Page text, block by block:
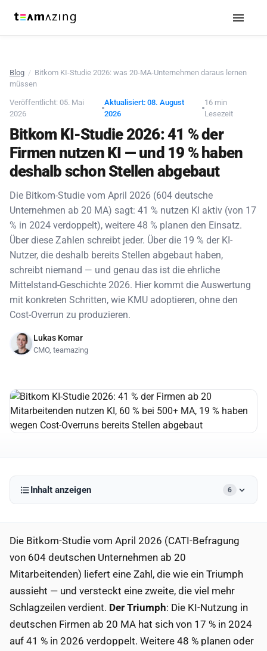
Blog / Bitkom KI-Studie 2026: was 20-MA-Unternehmen daraus lernen
müssen
Veröffentlicht: 05. Mai
2026
Aktualisiert: 08. August
2026
16 min
Lesezeit
Bitkom KI-Studie 2026: 41 % der
Firmen nutzen KI — und 19 % haben
deshalb schon Stellen abgebaut
Die Bitkom-Studie vom April 2026 (604 deutsche
Unternehmen ab 20 MA) sagt: 41 % nutzen KI aktiv (von 17
% in 2024 verdoppelt), weitere 48 % planen den Einsatz.
Über diese Zahlen schreibt jeder. Über die 19 % der KI-
Nutzer, die deshalb bereits Stellen abgebaut haben,
schreibt niemand — und genau das ist die ehrliche
Mittelstand-Geschichte 2026. Hier kommt die Auswertung
mit konkreten Schritten, wie KMU adoptieren, ohne den
Cost-Overrun zu produzieren.
Lukas Komar
CMO, teamazing
Inhalt anzeigen 6
Die Bitkom-Studie vom April 2026 (CATI-Befragung
von 604 deutschen Unternehmen ab 20
Mitarbeitenden) liefert eine Zahl, die wie ein Triumph
aussieht — und versteckt eine zweite, die viel mehr
Schlagzeilen verdient. Der Triumph: Die KI-Nutzung in
deutschen Firmen ab 20 MA hat sich von 17 % in 2024
auf 41 % in 2026 verdoppelt. Weitere 48 % planen oder